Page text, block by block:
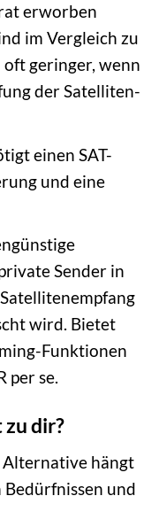
erworben
im Vergleich zu
geringer, wenn
der Satelliten-
einen SAT-
und eine
Sender in
wird. Bietet
Funktionen
per se.
dir?
hängt
und